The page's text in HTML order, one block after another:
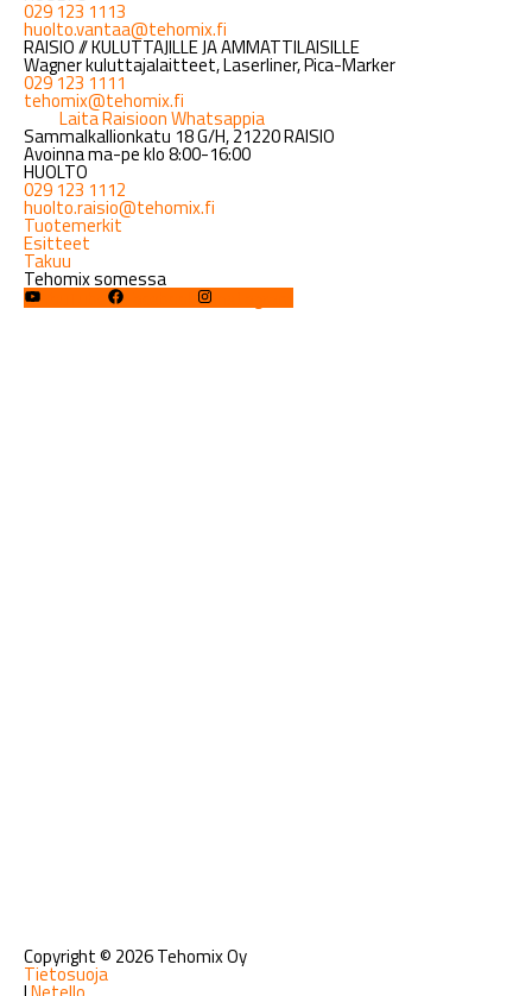
029 123 1113
huolto.vantaa@tehomix.fi
RAISIO // KULUTTAJILLE JA AMMATTILAISILLE
Wagner kuluttajalaitteet, Laserliner, Pica-Marker
029 123 1111
tehomix@tehomix.fi
Laita Raisioon Whatsappia
Sammalkallionkatu 18 G/H, 21220 RAISIO
Avoinna ma-pe klo 8:00-16:00
HUOLTO
029 123 1112
huolto.raisio@tehomix.fi
Tuotemerkit
Esitteet
Takuu
Tehomix somessa
Copyright © 2026 Tehomix Oy
Tietosuoja